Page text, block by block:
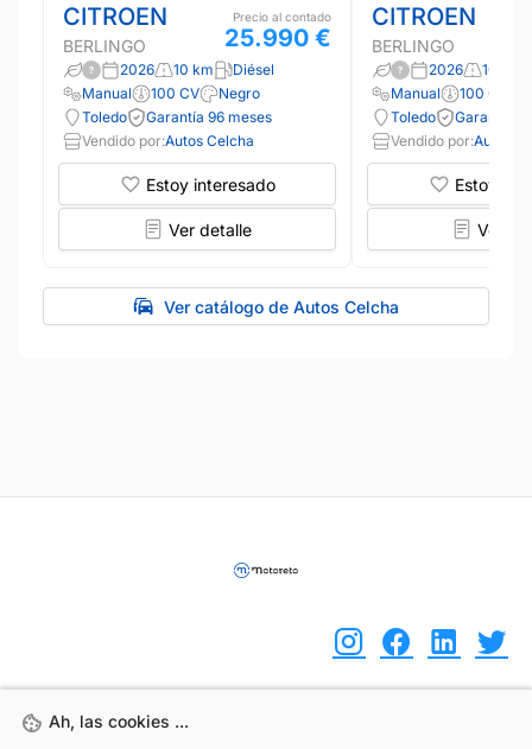
CITROEN
BERLINGO
Precio al contado
25.990 €
2026 10 km
Diésel
Manual
100 CV
Negro
Toledo
Garantía 96 meses
Vendido por:Autos Celcha
Estoy interesado
Ver detalle
CITROEN
BERLINGO
2026
10 km
Manual
100 CV
Toledo
Garantía
Vendido por:Autos
Estoy
Ver
Ver catálogo de Autos Celcha
Ah, las cookies ...
Ah, las cookies ...